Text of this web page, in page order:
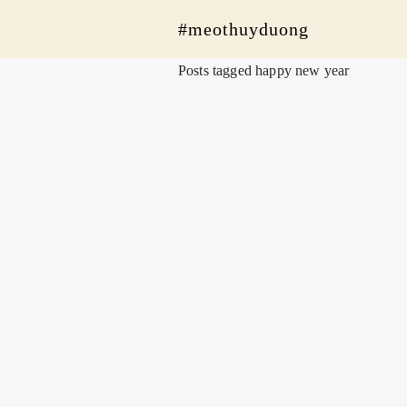
#meothuyduong
Posts tagged happy new year